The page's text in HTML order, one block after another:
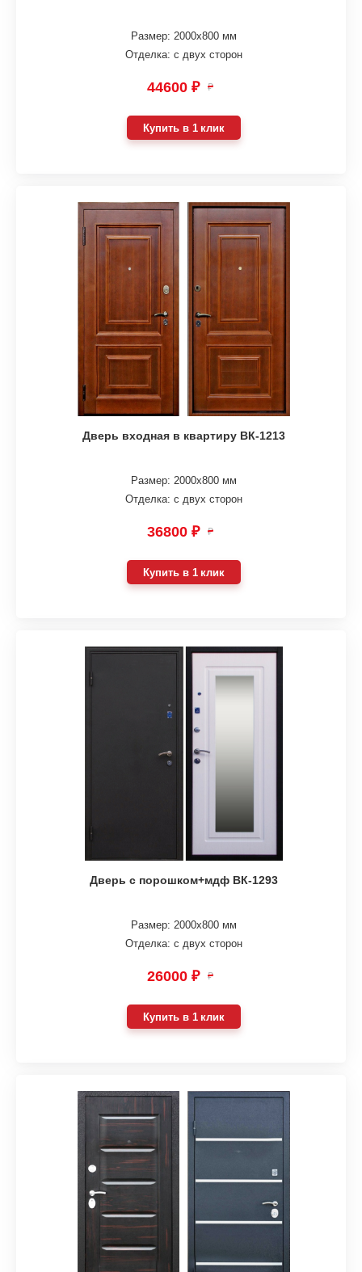
Размер: 2000х800 мм
Отделка: с двух сторон
44600 ₽ ₽
Купить в 1 клик
Дверь входная в квартиру ВК-1213
Размер: 2000х800 мм
Отделка: с двух сторон
36800 ₽ ₽
Купить в 1 клик
Дверь с порошком+мдф ВК-1293
Размер: 2000х800 мм
Отделка: с двух сторон
26000 ₽ ₽
Купить в 1 клик